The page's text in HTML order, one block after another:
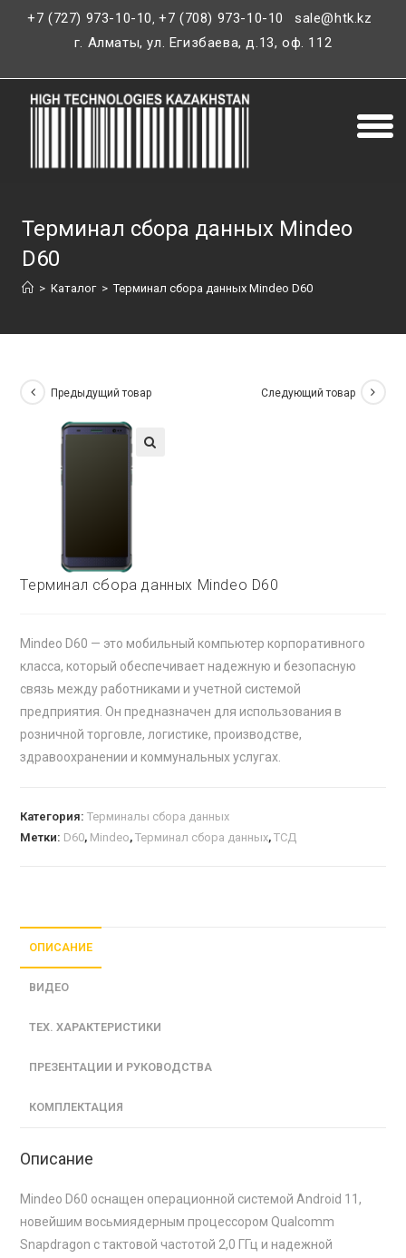
+7 (727) 973-10-10,+7 (708) 973-10-10
sale@htk.kz
г. Алматы, ул. Егизбаева, д.13, оф. 112
Терминал сбора данных Mindeo
D60
> Каталог > Терминал сбора данных Mindeo D60
Предыдущий товар Следующий товар
Терминал сбора данных Mindeo D60
Mindeo D60 — это мобильный компьютер корпоративного
класса, который обеспечивает надежную и безопасную
связь между работниками и учетной системой
предприятия. Он предназначен для использования в
розничной торговле, логистике, производстве,
здравоохранении и коммунальных услугах.
Категория:Терминалы сбора данных
Метки: D60, Mindeo,Терминал сбора данных,ТСД
ОПИСАНИЕ
ВИДЕО
ТЕХ. ХАРАКТЕРИСТИКИ
ПРЕЗЕНТАЦИИ И РУКОВОДСТВА
КОМПЛЕКТАЦИЯ
Описание
Mindeo D60 оснащен операционной системой Android 11,
новейшим восьмиядерным процессором Qualcomm
Snapdragon с тактовой частотой 2,0 ГГц и надежной